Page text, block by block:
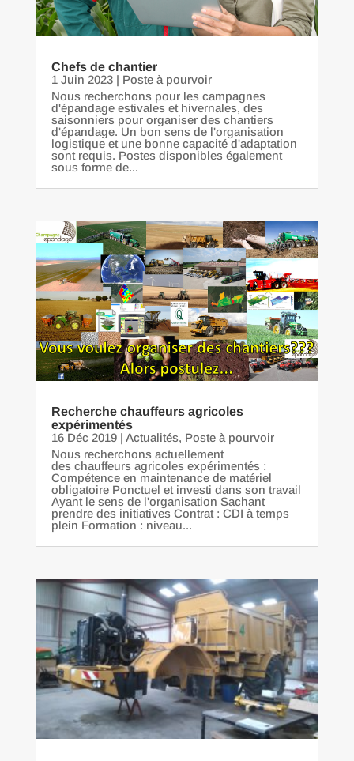
Chefs de chantier
1 Juin 2023| Poste à pourvoir
Nous recherchons pour les campagnes
d'épandage estivales et hivernales, des
saisonniers pour organiser des chantiers
d'épandage. Un bon sens de l'organisation
logistique et une bonne capacité d'adaptation
sont requis. Postes disponibles également
sous forme de...
Recherche chauffeurs agricoles
expérimentés
16 Déc 2019| Actualités, Poste à pourvoir
Nous recherchons actuellement
des chauffeurs agricoles expérimentés :
Compétence en maintenance de matériel
obligatoire Ponctuel et investi dans son travail
Ayant le sens de l'organisation Sachant
prendre des initiatives Contrat : CDI à temps
plein Formation : niveau...